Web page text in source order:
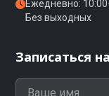
Ежедневно:
Без выходных
Записаться